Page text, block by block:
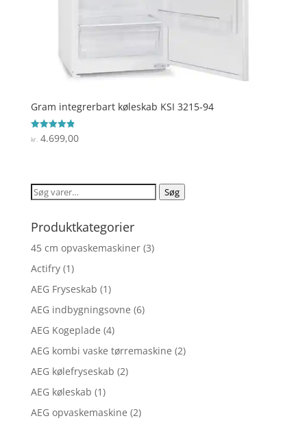
Gram integrerbart køleskab KSI 3215-94
Vurderet
4.9
kr. 4.699,00
Søg
Søg
Produktkategorier
45 cm opvaskemaskiner (3)
Actifry (1)
AEG Fryseskab (1)
AEG indbygningsovne (6)
AEG Kogeplade (4)
AEG kombi vaske tørremaskine (2)
AEG kølefryseskab (2)
AEG køleskab (1)
AEG opvaskemaskine (2)